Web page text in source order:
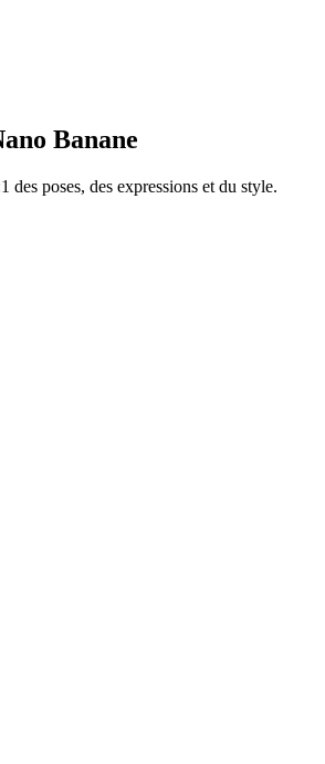
Banane
poses, des expressions et du style.